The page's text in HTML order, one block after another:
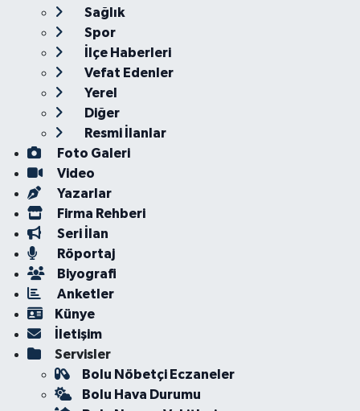
Sağlık
Spor
İlçe Haberleri
Vefat Edenler
Yerel
Diğer
Resmi İlanlar
Foto Galeri
Video
Yazarlar
Firma Rehberi
Seri İlan
Röportaj
Biyografi
Anketler
Künye
İletişim
Servisler
Bolu Nöbetçi Eczaneler
Bolu Hava Durumu